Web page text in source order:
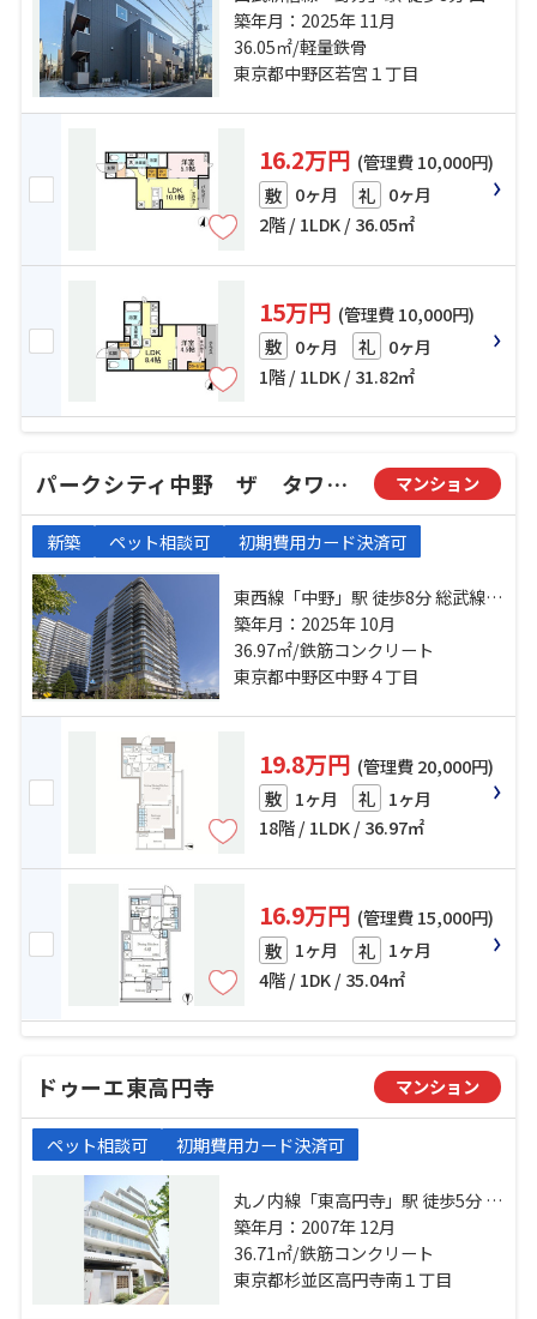
新宿線「都立家政」駅 徒歩11分 総
武線「高円寺」駅 徒歩19分
築年月：2025年 11月
36.05㎡/軽量鉄骨
東京都中野区若宮１丁目
16.2万円 (管理費 10,000円)
敷 0ヶ月 礼 0ヶ月
2階 / 1LDK / 36.05㎡
15万円 (管理費 10,000円)
敷 0ヶ月 礼 0ヶ月
1階 / 1LDK / 31.82㎡
パークシティ中野 ザ タワー ブリーズ マンション
新築 ペット相談可 初期費用カード決済可
東西線「中野」駅 徒歩8分 総武線
「高円寺」駅 徒歩14分 丸ノ内線
「東高円寺」駅 徒歩14分
築年月：2025年 10月
36.97㎡/鉄筋コンクリート
東京都中野区中野４丁目
19.8万円 (管理費 20,000円)
敷 1ヶ月 礼 1ヶ月
18階 / 1LDK / 36.97㎡
16.9万円 (管理費 15,000円)
敷 1ヶ月 礼 1ヶ月
4階 / 1DK / 35.04㎡
ドゥーエ東高円寺 マンション
ペット相談可 初期費用カード決済可
丸ノ内線「東高円寺」駅 徒歩5分 丸
ノ内線「新高円寺」駅 徒歩9分 総武
線「高円寺」駅 徒歩11分
築年月：2007年 12月
36.71㎡/鉄筋コンクリート
東京都杉並区高円寺南１丁目